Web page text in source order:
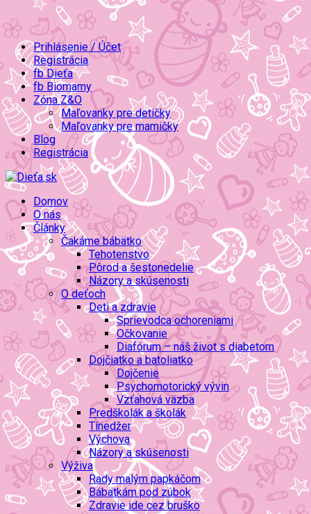
Prihlásenie / Účet
Registrácia
fb Dieťa
fb Biomamy
Zóna Z&O
Maľovanky pre detičky
Maľovanky pre mamičky
Blog
Registrácia
Domov
O nás
Články
Čakáme bábätko
Tehotenstvo
Pôrod a šestonedelie
Názory a skúsenosti
O deťoch
Deti a zdravie
Sprievodca ochoreniami
Očkovanie
Diafórum – náš život s diabetom
Dojčiatko a batoliatko
Dojčenie
Psychomotorický vývin
Vzťahová väzba
Predškolák a školák
Tínedžer
Výchova
Názory a skúsenosti
Výživa
Rady malým papkáčom
Bábätkám pod zúbok
Zdravie ide cez bruško